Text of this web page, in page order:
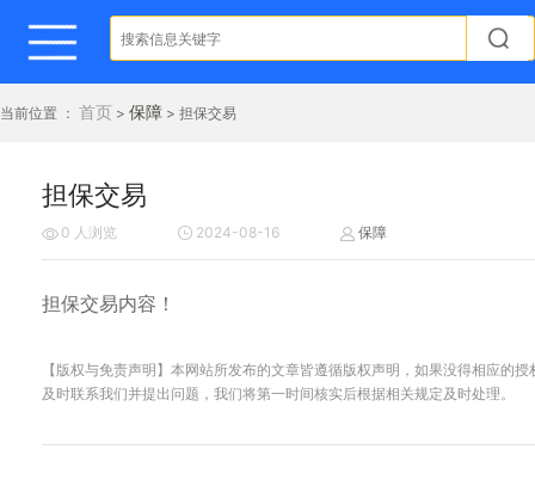
当前位置 ： 首页 > 保障 > 担保交易
担保交易
0 人浏览 2024-08-16 保障
担保交易内容！
【版权与免责声明】本网站所发布的文章皆遵循版权声明，如果没得相应的
及时联系我们并提出问题，我们将第一时间核实后根据相关规定及时处理。